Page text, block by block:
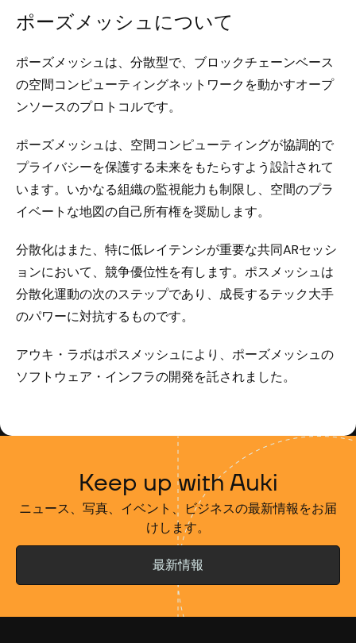
ポーズメッシュについて
ポーズメッシュは、分散型で、ブロックチェーンベース
の空間コンピューティングネットワークを動かすオープ
ンソースのプロトコルです。
ポーズメッシュは、空間コンピューティングが協調的で
プライバシーを保護する未来をもたらすよう設計されて
います。いかなる組織の監視能力も制限し、空間のプラ
イベートな地図の自己所有権を奨励します。
分散化はまた、特に低レイテンシが重要な共同ARセッシ
ョンにおいて、競争優位性を有します。ポスメッシュは
分散化運動の次のステップであり、成長するテック大手
のパワーに対抗するものです。
アウキ・ラボはポスメッシュにより、ポーズメッシュの
ソフトウェア・インフラの開発を託されました。
Keep up with Auki
ニュース、写真、イベント、ビジネスの最新情報をお届
けします。
最新情報